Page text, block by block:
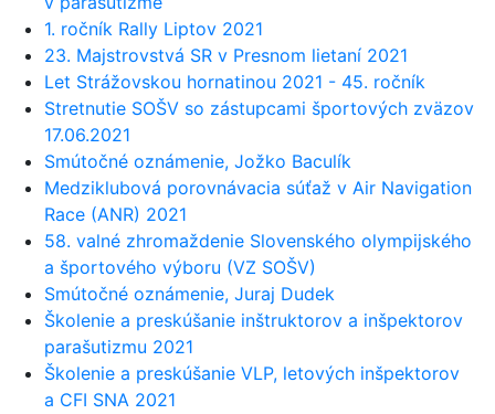
1. ročník Rally Liptov 2021
23. Majstrovstvá SR v Presnom lietaní 2021
Let Strážovskou hornatinou 2021 - 45. ročník
Stretnutie SOŠV so zástupcami športových zväzov
17.06.2021
Smútočné oznámenie, Jožko Baculík
Medziklubová porovnávacia súťaž v Air Navigation
Race (ANR) 2021
58. valné zhromaždenie Slovenského olympijského
a športového výboru (VZ SOŠV)
Smútočné oznámenie, Juraj Dudek
Školenie a preskúšanie inštruktorov a inšpektorov
parašutizmu 2021
Školenie a preskúšanie VLP, letových inšpektorov
a CFI SNA 2021